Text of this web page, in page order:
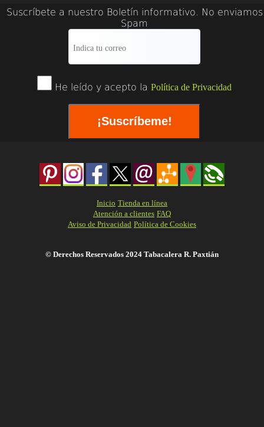
Suscríbete a nuestro Boletín informativo. No enviamos
Spam
He leído y acepto laPolítica de Privacidad
Inicio Tienda en línea
Atención a clientes FAQ
Aviso de Privacidad Política de Cookies
© Derechos Reservados 2024 Tabacalera R. Paxtián